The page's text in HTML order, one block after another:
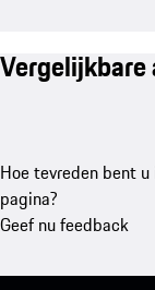
Hoe tevreden bent
pagina?
Geef nu feedback